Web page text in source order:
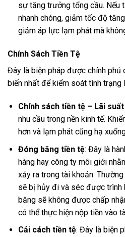
sự tăng trưởng tổng cầu. Nếu
nhanh chóng, giảm tốc độ
giảm áp lực lạm phát mà
Chính Sách Tiền Tệ
Đây là biện pháp được chính phủ
biến nhất để kiểm soát tình trạng
Chính sách tiền tệ – Lãi
nhu cầu trong nền kinh tế.
hơn và lạm phát cũng hạ
Đóng băng tiền tệ: Đây là
hàng hay công ty môi giới
xảy ra trong tài khoản.
sẽ bị hủy đi và séc được trình
băng sẽ không được chấp
có thể thực hiện nộp tiền vào
Cải cách tiền tệ: Đây là biện